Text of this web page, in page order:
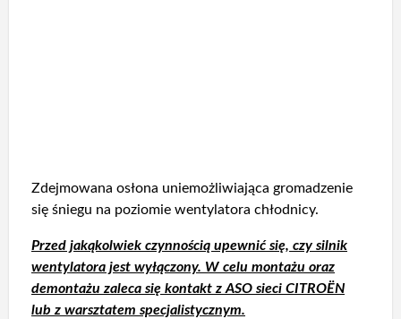
Zdejmowana osłona uniemożliwiająca gromadzenie
się śniegu na poziomie wentylatora chłodnicy.
Przed jakąkolwiek czynnością upewnić się, czy silnik
wentylatora jest wyłączony. W celu montażu oraz
demontażu zaleca się kontakt z ASO sieci CITROËN
lub z warsztatem specjalistycznym.